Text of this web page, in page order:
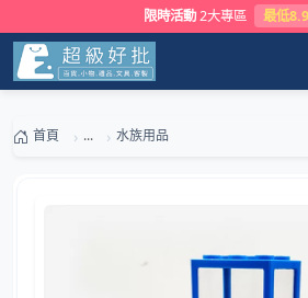
限時活動 2大專區 最低
首頁 ... 水族用品